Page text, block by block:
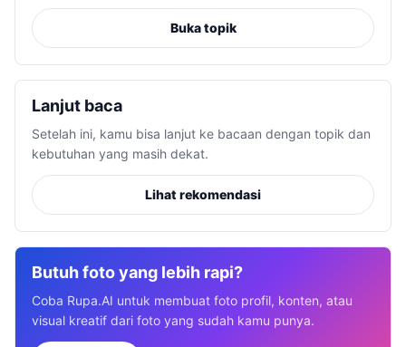
Buka topik
Lanjut baca
Setelah ini, kamu bisa lanjut ke bacaan dengan topik dan
kebutuhan yang masih dekat.
Lihat rekomendasi
Butuh foto yang lebih rapi?
Coba Rupa.AI untuk membuat foto profil, konten, atau
visual kreatif dari foto yang sudah kamu punya.